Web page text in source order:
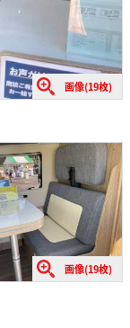
画像(19枚)
画像(19枚)